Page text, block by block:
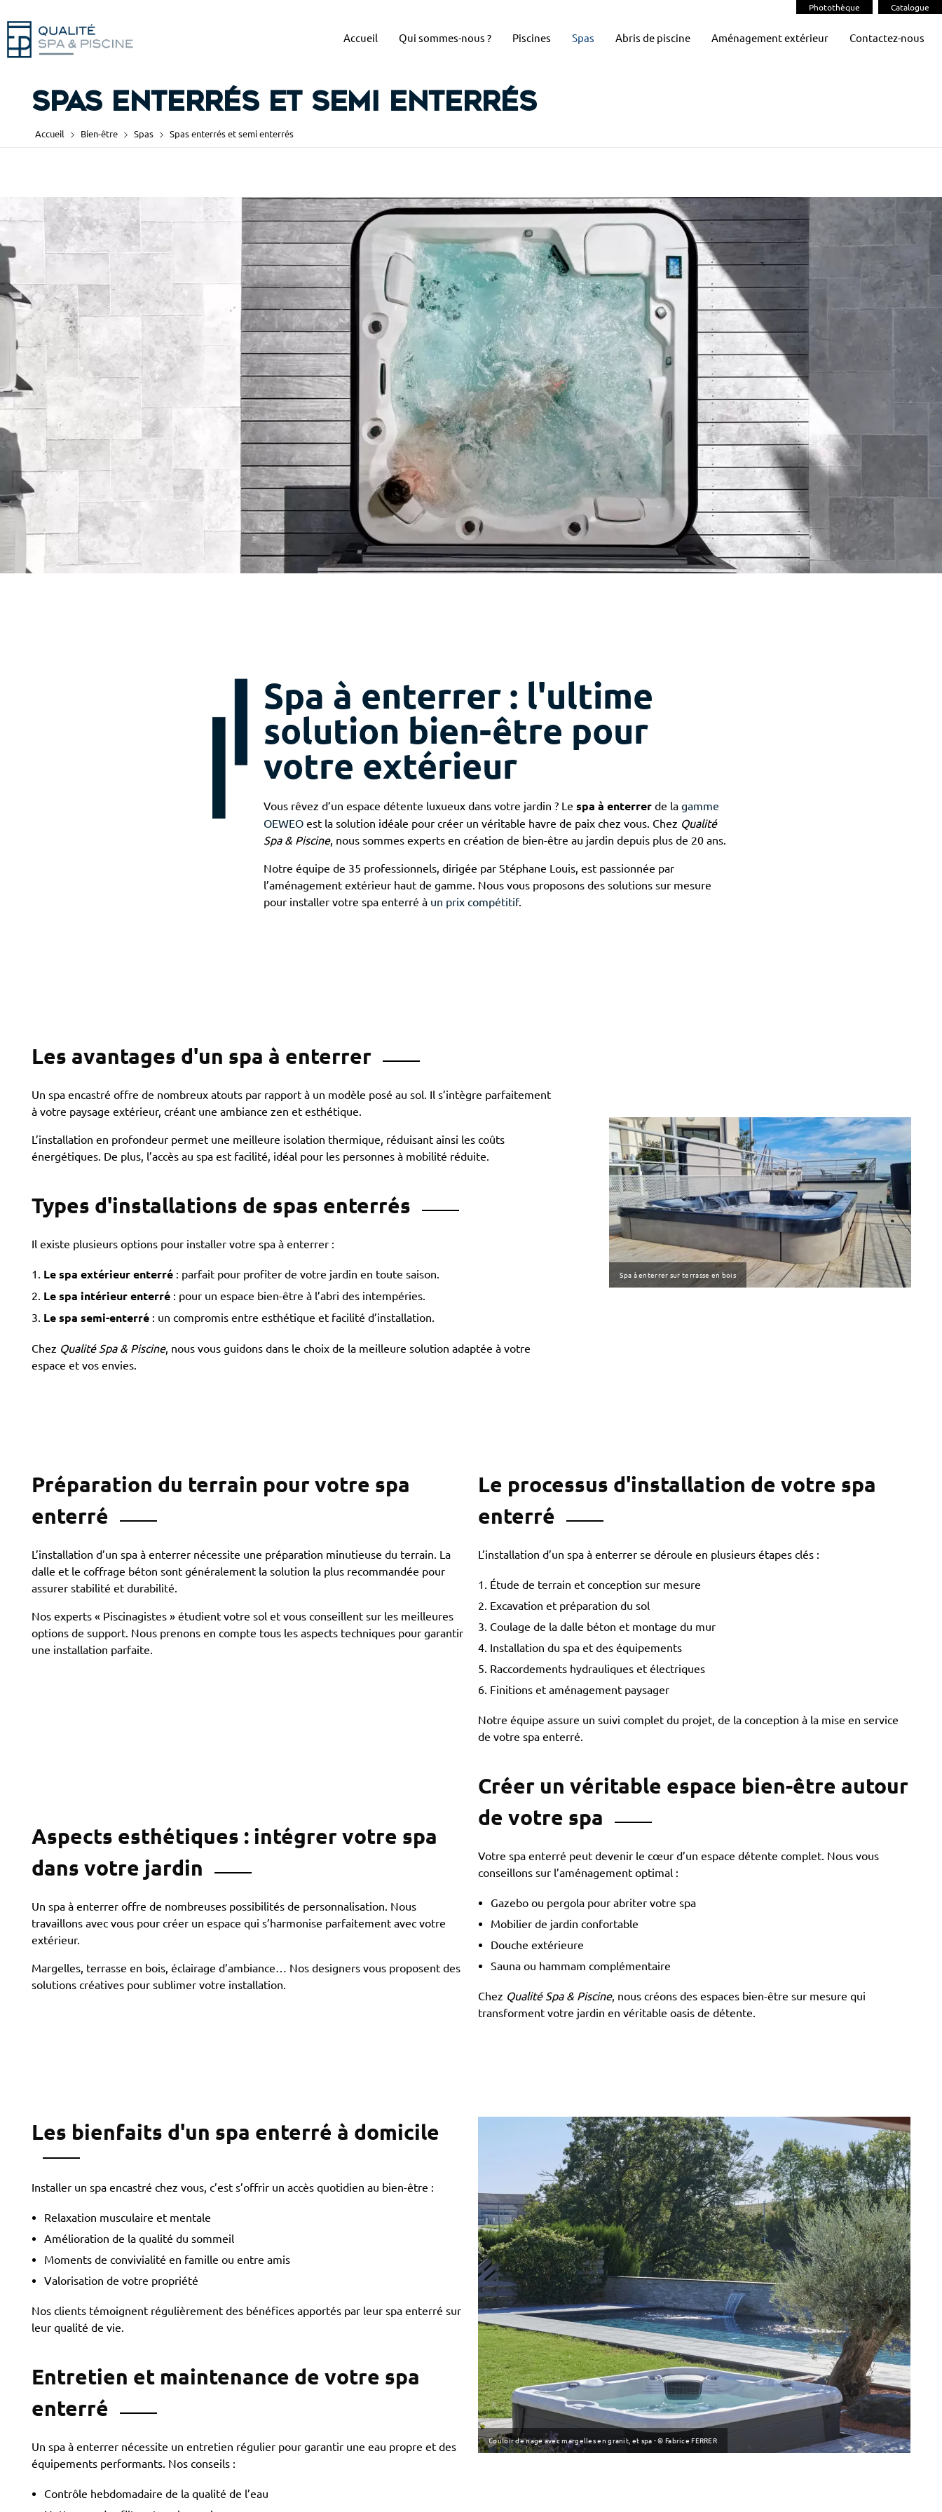
Photothèque Catalogue
Accueil Qui sommes-nous ? Piscines Spas Abris de piscine Aménagement extérieur Contactez-nous
Spas enterrés et semi enterrés
Accueil Bien-être Spas Spas enterrés et semi enterrés
Spa à enterrer : l'ultime
solution bien-être pour
votre extérieur
Vous rêvez d’un espace détente luxueux dans votre jardin ? Lespa à enterrer de lagamme
OEWEO est la solution idéale pour créer un véritable havre de paix chez vous. Chez Qualité
Spa & Piscine, nous sommes experts en création de bien-être au jardin depuis plus de 20 ans.
Notre équipe de 35 professionnels, dirigée par Stéphane Louis, est passionnée par
l’aménagement extérieur haut de gamme. Nous vous proposons des solutions sur mesure
pour installer votre spa enterré à un prix compétitif.
Les avantages d'un spa à enterrer
Un spa encastré offre de nombreux atouts par rapport à un modèle posé au sol. Il s’intègre parfaitement
à votre paysage extérieur, créant une ambiance zen et esthétique.
L’installation en profondeur permet une meilleure isolation thermique, réduisant ainsi les coûts
énergétiques. De plus, l’accès au spa est facilité, idéal pour les personnes à mobilité réduite.
Types d'installations de spas enterrés
Il existe plusieurs options pour installer votre spa à enterrer :
Le spa extérieur enterré : parfait pour profiter de votre jardin en toute saison.
Le spa intérieur enterré : pour un espace bien-être à l’abri des intempéries.
Le spa semi-enterré : un compromis entre esthétique et facilité d’installation.
Chez Qualité Spa & Piscine, nous vous guidons dans le choix de la meilleure solution adaptée à votre
espace et vos envies.
Spa à enterrer sur terrasse en bois
Préparation du terrain pour votre spa
enterré
L’installation d’un spa à enterrer nécessite une préparation minutieuse du terrain. La
dalle et le coffrage béton sont généralement la solution la plus recommandée pour
assurer stabilité et durabilité.
Nos experts « Piscinagistes » étudient votre sol et vous conseillent sur les meilleures
options de support. Nous prenons en compte tous les aspects techniques pour garantir
une installation parfaite.
Aspects esthétiques : intégrer votre spa
dans votre jardin
Un spa à enterrer offre de nombreuses possibilités de personnalisation. Nous
travaillons avec vous pour créer un espace qui s’harmonise parfaitement avec votre
extérieur.
Margelles, terrasse en bois, éclairage d’ambiance… Nos designers vous proposent des
solutions créatives pour sublimer votre installation.
Le processus d'installation de votre spa
enterré
L’installation d’un spa à enterrer se déroule en plusieurs étapes clés :
Étude de terrain et conception sur mesure
Excavation et préparation du sol
Coulage de la dalle béton et montage du mur
Installation du spa et des équipements
Raccordements hydrauliques et électriques
Finitions et aménagement paysager
Notre équipe assure un suivi complet du projet, de la conception à la mise en service
de votre spa enterré.
Créer un véritable espace bien-être autour
de votre spa
Votre spa enterré peut devenir le cœur d’un espace détente complet. Nous vous
conseillons sur l’aménagement optimal :
Gazebo ou pergola pour abriter votre spa
Mobilier de jardin confortable
Douche extérieure
Sauna ou hammam complémentaire
Chez Qualité Spa & Piscine, nous créons des espaces bien-être sur mesure qui
transforment votre jardin en véritable oasis de détente.
Les bienfaits d'un spa enterré à domicile
Installer un spa encastré chez vous, c’est s’offrir un accès quotidien au bien-être :
Relaxation musculaire et mentale
Amélioration de la qualité du sommeil
Moments de convivialité en famille ou entre amis
Valorisation de votre propriété
Nos clients témoignent régulièrement des bénéfices apportés par leur spa enterré sur
leur qualité de vie.
Entretien et maintenance de votre spa
enterré
Un spa à enterrer nécessite un entretien régulier pour garantir une eau propre et des
équipements performants. Nos conseils :
Contrôle hebdomadaire de la qualité de l’eau
Couloir de nage avec margelles en granit, et spa - © Fabrice FERRER